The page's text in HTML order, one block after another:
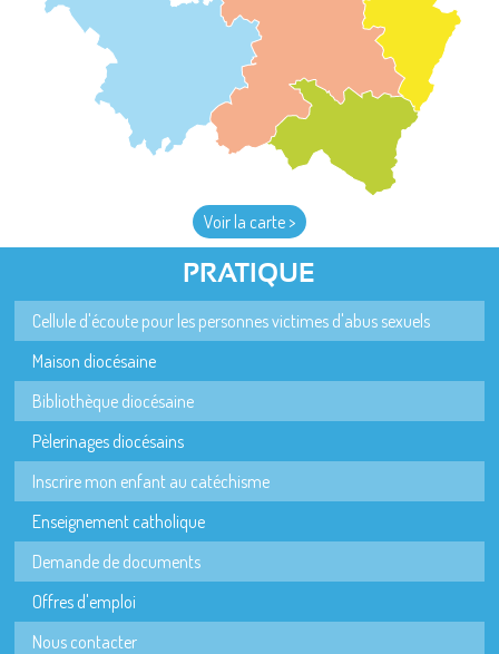
Voir la carte >
PRATIQUE
Cellule d'écoute pour les personnes victimes d'abus sexuels
Maison diocésaine
Bibliothèque diocésaine
Pèlerinages diocésains
Inscrire mon enfant au catéchisme
Enseignement catholique
Demande de documents
Offres d'emploi
Nous contacter